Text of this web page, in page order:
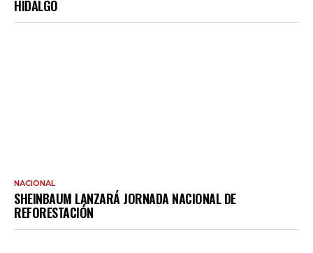
HIDALGO
NACIONAL
SHEINBAUM LANZARÁ JORNADA NACIONAL DE
REFORESTACIÓN